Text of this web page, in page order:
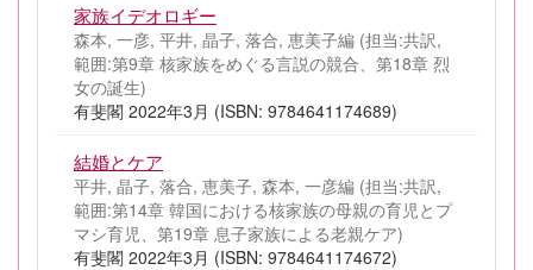
家族イデオロギー
森本, 一彦, 平井, 晶子, 落合, 恵美子編 (担当:共訳,
範囲:第9章 核家族をめぐる言説の競合、第18章 烈
女の誕生)
有斐閣 2022年3月 (ISBN: 9784641174689)
結婚とケア
平井, 晶子, 落合, 恵美子, 森本, 一彦編 (担当:共訳,
範囲:第14章 韓国における核家族の母親の育児とプ
マシ育児、第19章 息子家族による老親ケア)
有斐閣 2022年3月 (ISBN: 9784641174672)